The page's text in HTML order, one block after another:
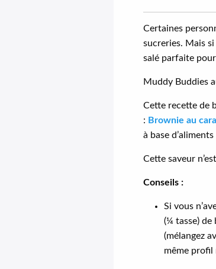
Certaines
sucreries. Mais
salé parfaite
Muddy Buddies
Cette recette de
: Brownie au
à base
Cette saveur
Conseils :
Si vous
(¼ tasse) de
(mélangez
même profil